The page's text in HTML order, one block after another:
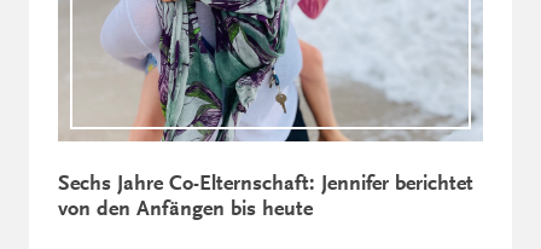
Sechs Jahre Co-Elternschaft: Jennifer berichtet
von den Anfängen bis heute